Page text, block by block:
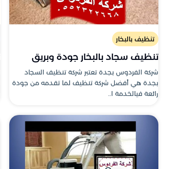
تنظيف بالبخار
تنظيف سجاد بالبخار جودة وبريق
شركة الفردوس بجدة تعتبر شركة تنظيف السجاد
بجدة هي أفضل شركة تنظيف لما تقدمه من جودة
رائعة فيالخدمة ا..